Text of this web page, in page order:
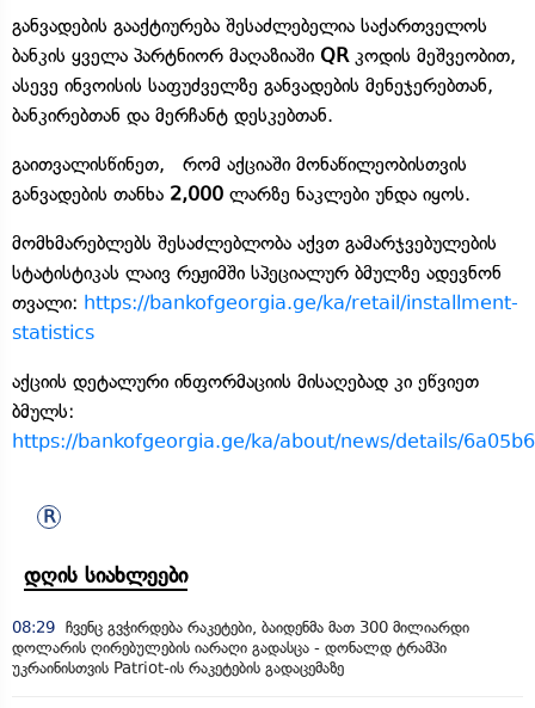
განვადების გააქტიურება შესაძლებელია საქართველოს
ბანკის ყველა პარტნიორ მაღაზიაში QR კოდის მეშვეობით,
ასევე ინვოისის საფუძველზე განვადების მენეჯერებთან,
ბანკირებთან და მერჩანტ დესკებთან.
გაითვალისწინეთ, რომ აქციაში მონაწილეობისთვის
განვადების თანხა 2,000 ლარზე ნაკლები უნდა იყოს.
მომხმარებლებს შესაძლებლობა აქვთ გამარჯვებულების
სტატისტიკას ლაივ რეჟიმში სპეციალურ ბმულზე ადევნონ
თვალი: https://bankofgeorgia.ge/ka/retail/installment-
statistics
აქციის დეტალური ინფორმაციის მისაღებად კი ეწვიეთ
ბმულს:
https://bankofgeorgia.ge/ka/about/news/details/
დღის სიახლეები
08:29 ჩვენც გვჭირდება რაკეტები, ბაიდენმა მათ 300 მილიარდი
დოლარის ღირებულების იარაღი გადასცა - დონალდ ტრამპი
უკრაინისთვის Patriot-ის რაკეტების გადაცემაზე